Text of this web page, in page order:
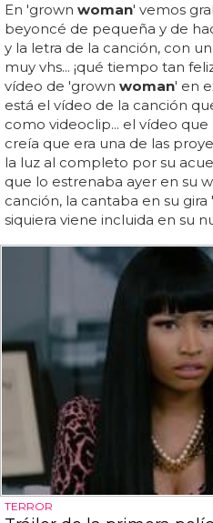
En 'grown woman' vemos
beyoncé de pequeña y de
y la letra de la canción, con
muy vhs... ¡qué tiempo tan
vídeo de 'grown woman' en
está el vídeo de la canción
como videoclip... el vídeo
creía que era una de las
la luz al completo por su
que lo estrenaba ayer en su
canción, la cantaba en su
siquiera viene incluida en su
TERROR